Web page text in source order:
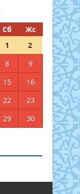
Сб
Жс
1
2
8
9
15
16
22
23
29
30